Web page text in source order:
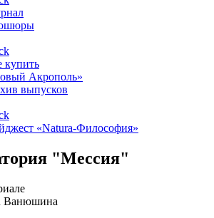
купить
Акрополь»
выпусков
«Natura-Философия»
"Мессия"
Ванюшина